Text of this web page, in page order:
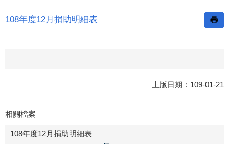
108年度12月捐助明細表
上版日期：109-01-21
相關檔案
108年度12月捐助明細表